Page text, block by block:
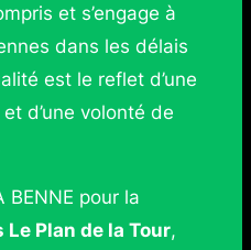
et s’engage à
dans les délais
est le reflet d’une
d’une volonté de
BENNE pour la
Plan de la Tour,